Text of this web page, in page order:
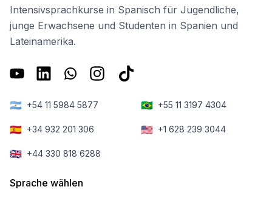
Intensivsprachkurse in Spanisch für Jugendliche,
junge Erwachsene und Studenten in Spanien und
Lateinamerika.
🇦🇷 +54 11 5984 5877 🇧🇷 +55 11 3197 4304
🇪🇸 +34 932 201 306 🇺🇸 +1 628 239 3044
🇬🇧 +44 330 818 6288
Sprache wählen